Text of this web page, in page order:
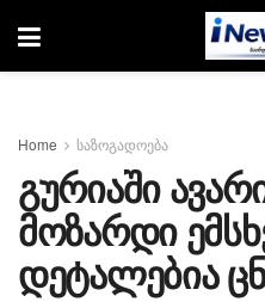
Home საზოგადოება
გურიაში
მოზარდი
დეტალებია